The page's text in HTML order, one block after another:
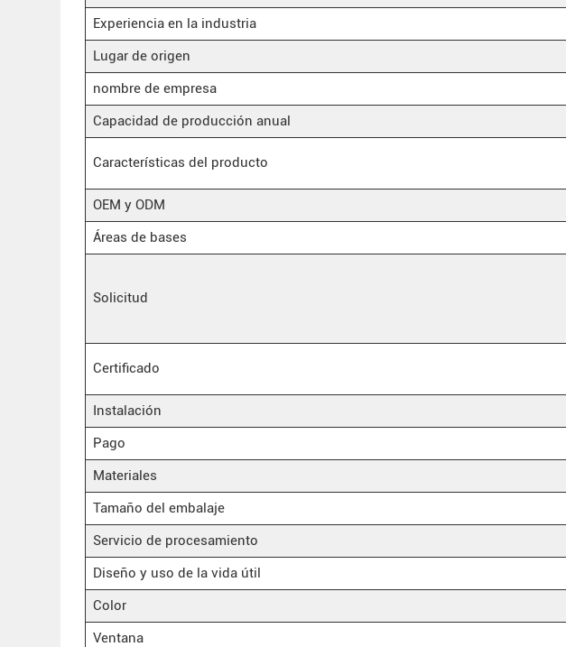
Experiencia en la industria
Lugar de origen
nombre de empresa
Capacidad de producción anual
Características del producto
OEM y ODM
Áreas de bases
Solicitud
Certificado
Instalación
Pago
Materiales
Tamaño del embalaje
Servicio de procesamiento
Diseño y uso de la vida útil
Color
Ventana